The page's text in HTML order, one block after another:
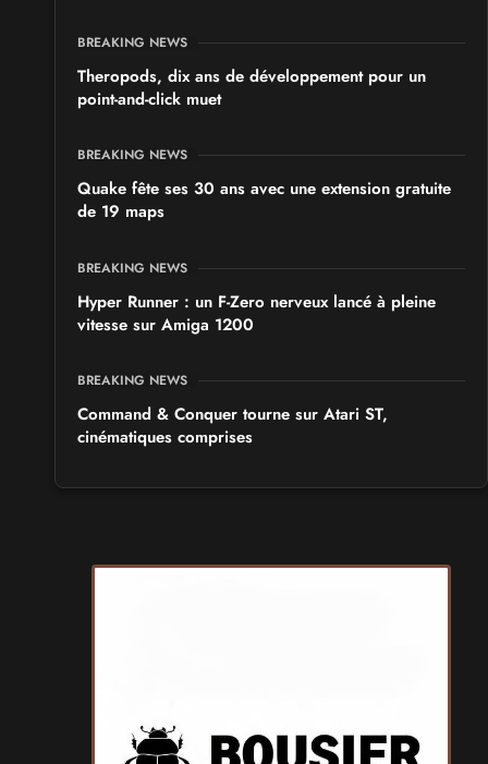
BREAKING NEWS
Theropods, dix ans de développement pour un
point-and-click muet
BREAKING NEWS
Quake fête ses 30 ans avec une extension gratuite
de 19 maps
BREAKING NEWS
Hyper Runner : un F-Zero nerveux lancé à pleine
vitesse sur Amiga 1200
BREAKING NEWS
Command & Conquer tourne sur Atari ST,
cinématiques comprises